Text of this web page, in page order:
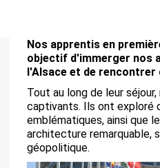
Nos apprentis en
objectif d'immerger nos
l'Alsace et de rencontrer
Tout au long de leur
captivants. Ils ont exploré
emblématiques, ainsi que
architecture remarquable,
géopolitique.